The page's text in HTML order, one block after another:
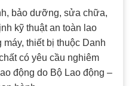
bảo dưỡng, sửa chữa,
kỹ thuật an toàn lao
thiết bị thuộc Danh
có yêu cầu nghiêm
động do Bộ Lao động –